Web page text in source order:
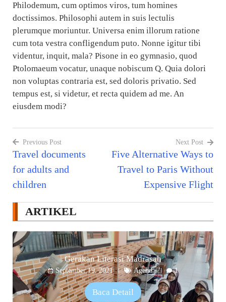
Philodemum, cum optimos viros, tum homines
doctissimos. Philosophi autem in suis lectulis
plerumque moriuntur. Universa enim illorum ratione
cum tota vestra confligendum puto. Nonne igitur tibi
videntur, inquit, mala? Pisone in eo gymnasio, quod
Ptolomaeum vocatur, unaque nobiscum Q. Quia dolori
non voluptas contraria est, sed doloris privatio. Sed
tempus est, si videtur, et recta quidem ad me. An
eiusdem modi?
Navigasi
pos
Previous Post
Travel documents
for adults and
children
Next Post
Five Alternative Ways to
Travel to Paris Without
Expensive Flight
ARTIKEL
Gerakan Literasi Madrasah
September 19, 2021 Agenda 1
Baca Detail